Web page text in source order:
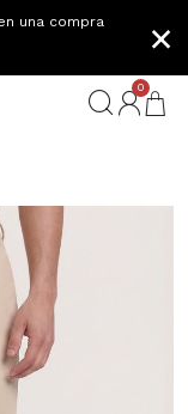
una compra
×
0